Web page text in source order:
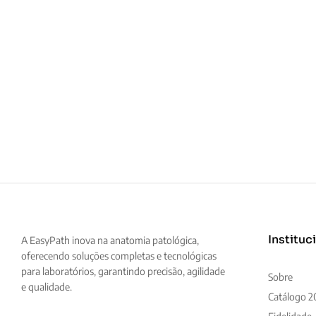
A EasyPath inova na anatomia patológica,
oferecendo soluções completas e tecnológicas
para laboratórios, garantindo precisão, agilidade
e qualidade.
Sobre
Catálogo